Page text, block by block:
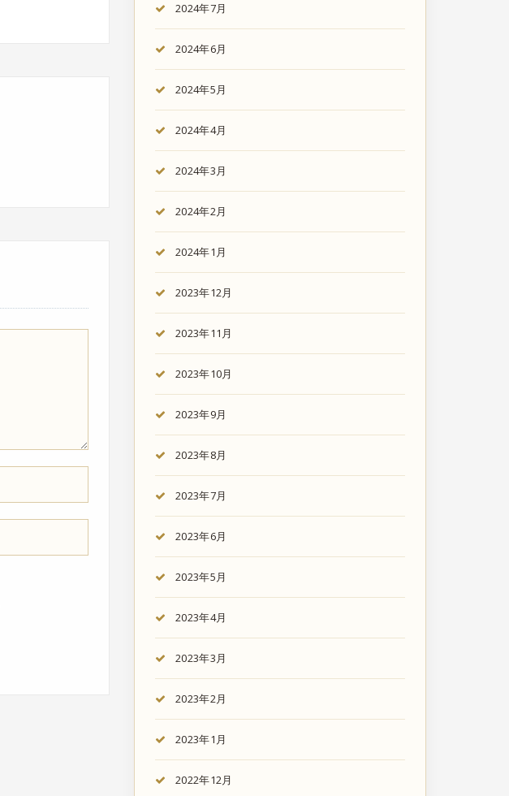
2024年7月
2024年6月
2024年5月
2024年4月
2024年3月
2024年2月
2024年1月
2023年12月
2023年11月
2023年10月
2023年9月
2023年8月
2023年7月
2023年6月
2023年5月
2023年4月
2023年3月
2023年2月
2023年1月
2022年12月